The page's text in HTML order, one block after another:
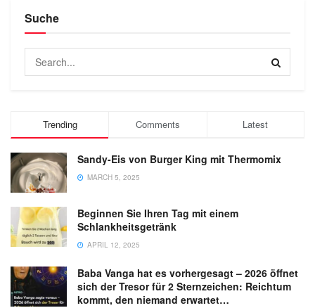
Suche
Trending Comments Latest
Sandy-Eis von Burger King mit Thermomix
MARCH 5, 2025
Beginnen Sie Ihren Tag mit einem
Schlankheitsgetränk
APRIL 12, 2025
Baba Vanga hat es vorhergesagt – 2026 öffnet
sich der Tresor für 2 Sternzeichen: Reichtum
kommt, den niemand erwartet…